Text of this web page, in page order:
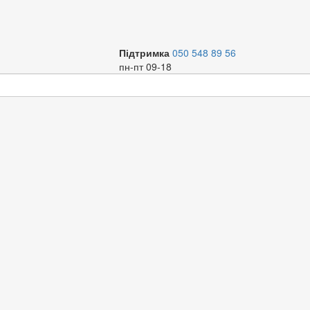
Підтримка 050 548 89 56
пн-пт 09-18
накопичувальний електричний водонагрівач, який
1500 Вт, що дозволяє швидко нагрівати воду до
ефективно використовувати енергію для